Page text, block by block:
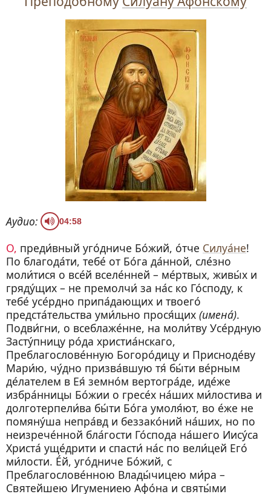
Аудио: 04:58
О, преди́вный уго́дниче Бо́жий, о́тче Силуа́не!
По благода́ти, тебе́ от Бо́га да́нной, сле́зно
моли́тися о все́й вселе́нней – ме́ртвых, живы́х и
гряду́щих – не премолчи́ за на́с ко Го́споду, к
тебе́ усе́рдно припа́дающих и твоего́
предста́тельства уми́льно прося́щих (имена́).
Подви́гни, о всеблаже́нне, на моли́тву Усе́рдную
Засту́пницу ро́да христиа́нскаго,
Преблагослове́нную Богоро́дицу и Присноде́ву
Мари́ю, чу́дно призва́вшую тя́ бы́ти ве́рным
де́лателем в Ея́ земно́м вертогра́де, иде́же
избра́нницы Бо́жии о гресе́х на́ших ми́лостива и
долготерпели́ва бы́ти Бо́га умоля́ют, во е́же не
помяну́ша непра́вд и беззако́ний на́ших, но по
неизрече́нной бла́гости Го́спода на́шего Иису́са
Христа́ уще́дрити и спасти́ на́с по вели́цей Его́
ми́лости. Е́й, уго́дниче Бо́жий, с
Преблагослове́нною Влады́чицею ми́ра –
Святейшею Игумениею Афо́на и святы́ми